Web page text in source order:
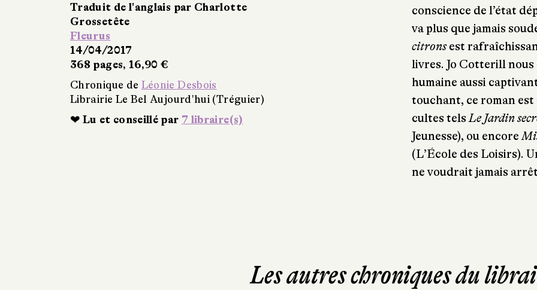
Traduit de l'anglais par Charlotte
Grossetête
Fleurus
14/04/2017
368 pages, 16,90 €
Chronique de Léonie Desbois
Librairie Le Bel Aujourd'hui (Tréguier)
❤ Lu et conseillé par 7 libraire(s)
conscience de l’état
va plus que jamais
citronsest
livres. Jo Cotterill nous
humaine aussi
touchant, ce roman est
cultes telsLe Jardin
Jeunesse), ou encore
(L’École des Loisirs).
ne voudrait jamais
Les autres chroniques du